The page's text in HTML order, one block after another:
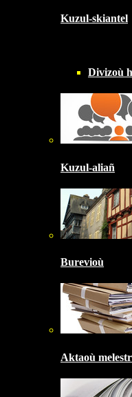
Kuzul-skiantel
Divizoù
Kuzul-aliañ
Burevioù
Aktaoù